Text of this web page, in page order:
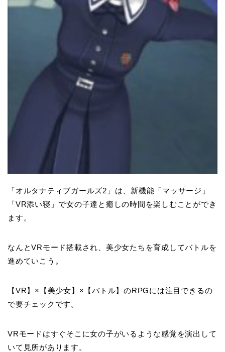
「オルタナティブガールズ2」は、新機能「マッサージ」
「VR添い寝」で女の子達と癒しの時間を楽しむことができ
ます。
なんとVRモード搭載され、美少女たちを育成してバトルを
進めていこう。
【VR】×【美少女】×【バトル】のRPGには注目できるの
で要チェックです。
VRモードはすぐそこに女の子がいる ような感覚を演出して
いて見所があります。